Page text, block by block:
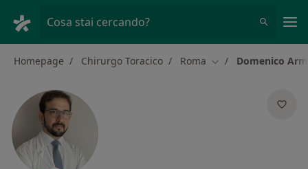
Cosa stai cercando?
Homepage Chirurgo Toracico Roma Cambia città
Domenico